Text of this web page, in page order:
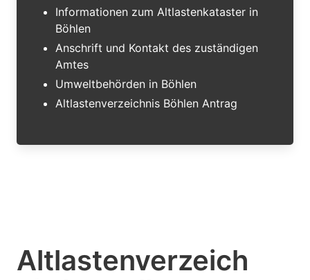
Informationen zum Altlastenkataster in
Böhlen
Anschrift und Kontakt des zuständigen
Amtes
Umweltbehörden in Böhlen
Altlastenverzeichnis Böhlen Antrag
Altlastenverzeich